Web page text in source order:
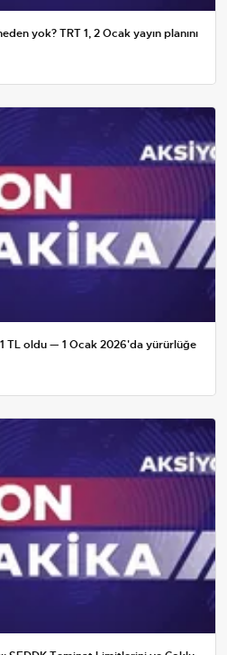
yok? TRT 1, 2 Ocak yayın planını
TL oldu — 1 Ocak 2026'da yürürlüğe